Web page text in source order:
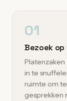
01
Bezoek
in te
ruimte om
gesprekken